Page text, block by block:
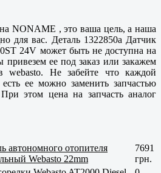
NONAME , это ваша цель, а наша
для вас. Деталь 1322850a Датчик
24V может быть не доступна на
привезем ее под заказ или закажем
webasto. Не забейте что каждой
ее можно заменить запчастью
При этом цена на запчасть аналог
автономного отопителя
Webasto 22mm
7691
грн.